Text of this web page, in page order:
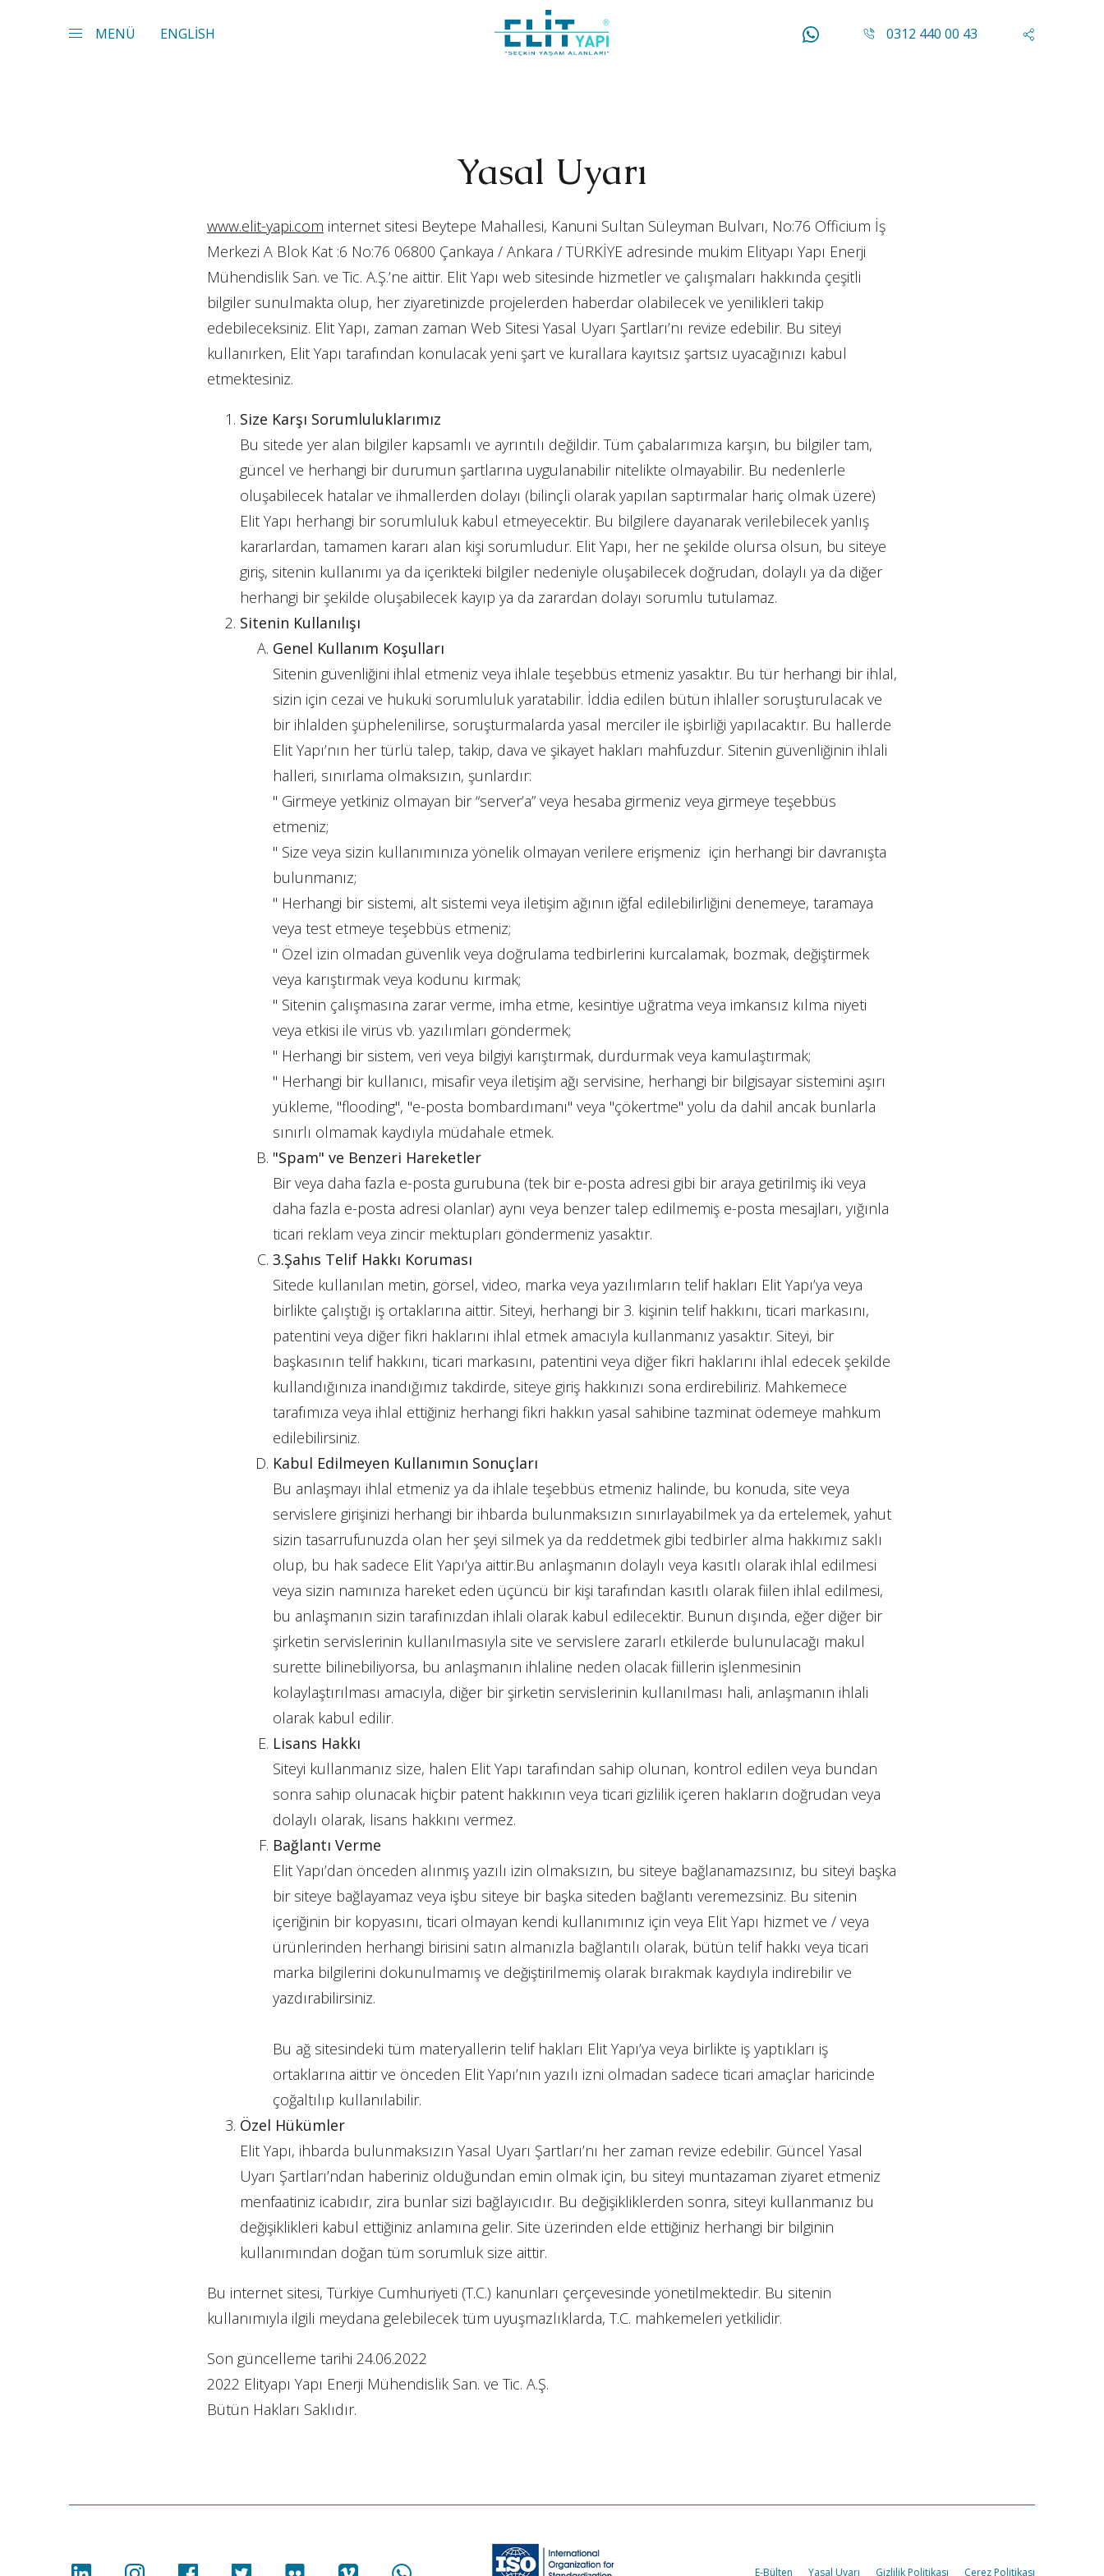
MENÜ ENGLİSH 0312 440 00 43
Yasal Uyarı
www.elit-yapi.com internet sitesi Beytepe Mahallesi, Kanuni Sultan Süleyman Bulvarı, No:76 Officium İş
Merkezi A Blok Kat :6 No:76 06800 Çankaya / Ankara / TÜRKİYE adresinde mukim Elityapı Yapı Enerji
Mühendislik San. ve Tic. A.Ş.’ne aittir. Elit Yapı web sitesinde hizmetler ve çalışmaları hakkında çeşitli
bilgiler sunulmakta olup, her ziyaretinizde projelerden haberdar olabilecek ve yenilikleri takip
edebileceksiniz. Elit Yapı, zaman zaman Web Sitesi Yasal Uyarı Şartları’nı revize edebilir. Bu siteyi
kullanırken, Elit Yapı tarafından konulacak yeni şart ve kurallara kayıtsız şartsız uyacağınızı kabul
etmektesiniz.
Size Karşı Sorumluluklarımız
Bu sitede yer alan bilgiler kapsamlı ve ayrıntılı değildir. Tüm çabalarımıza karşın, bu bilgiler tam,
güncel ve herhangi bir durumun şartlarına uygulanabilir nitelikte olmayabilir. Bu nedenlerle
oluşabilecek hatalar ve ihmallerden dolayı (bilinçli olarak yapılan saptırmalar hariç olmak üzere)
Elit Yapı herhangi bir sorumluluk kabul etmeyecektir. Bu bilgilere dayanarak verilebilecek yanlış
kararlardan, tamamen kararı alan kişi sorumludur. Elit Yapı, her ne şekilde olursa olsun, bu siteye
giriş, sitenin kullanımı ya da içerikteki bilgiler nedeniyle oluşabilecek doğrudan, dolaylı ya da diğer
herhangi bir şekilde oluşabilecek kayıp ya da zarardan dolayı sorumlu tutulamaz.
Sitenin Kullanılışı
Genel Kullanım Koşulları
Sitenin güvenliğini ihlal etmeniz veya ihlale teşebbüs etmeniz yasaktır. Bu tür herhangi bir ihlal,
sizin için cezai ve hukuki sorumluluk yaratabilir. İddia edilen bütün ihlaller soruşturulacak ve
bir ihlalden şüphelenilirse, soruşturmalarda yasal merciler ile işbirliği yapılacaktır. Bu hallerde
Elit Yapı’nın her türlü talep, takip, dava ve şikayet hakları mahfuzdur. Sitenin güvenliğinin ihlali
halleri, sınırlama olmaksızın, şunlardır:
" Girmeye yetkiniz olmayan bir “server’a” veya hesaba girmeniz veya girmeye teşebbüs
etmeniz;
" Size veya sizin kullanımınıza yönelik olmayan verilere erişmeniz için herhangi bir davranışta
bulunmanız;
" Herhangi bir sistemi, alt sistemi veya iletişim ağının iğfal edilebilirliğini denemeye, taramaya
veya test etmeye teşebbüs etmeniz;
" Özel izin olmadan güvenlik veya doğrulama tedbirlerini kurcalamak, bozmak, değiştirmek
veya karıştırmak veya kodunu kırmak;
" Sitenin çalışmasına zarar verme, imha etme, kesintiye uğratma veya imkansız kılma niyeti
veya etkisi ile virüs vb. yazılımları göndermek;
" Herhangi bir sistem, veri veya bilgiyi karıştırmak, durdurmak veya kamulaştırmak;
" Herhangi bir kullanıcı, misafir veya iletişim ağı servisine, herhangi bir bilgisayar sistemini aşırı
yükleme, "flooding", "e-posta bombardımanı" veya "çökertme" yolu da dahil ancak bunlarla
sınırlı olmamak kaydıyla müdahale etmek.
"Spam" ve Benzeri Hareketler
Bir veya daha fazla e-posta gurubuna (tek bir e-posta adresi gibi bir araya getirilmiş iki veya
daha fazla e-posta adresi olanlar) aynı veya benzer talep edilmemiş e-posta mesajları, yığınla
ticari reklam veya zincir mektupları göndermeniz yasaktır.
3.Şahıs Telif Hakkı Koruması
Sitede kullanılan metin, görsel, video, marka veya yazılımların telif hakları Elit Yapı’ya veya
birlikte çalıştığı iş ortaklarına aittir. Siteyi, herhangi bir 3. kişinin telif hakkını, ticari markasını,
patentini veya diğer fikri haklarını ihlal etmek amacıyla kullanmanız yasaktır. Siteyi, bir
başkasının telif hakkını, ticari markasını, patentini veya diğer fikri haklarını ihlal edecek şekilde
kullandığınıza inandığımız takdirde, siteye giriş hakkınızı sona erdirebiliriz. Mahkemece
tarafımıza veya ihlal ettiğiniz herhangi fikri hakkın yasal sahibine tazminat ödemeye mahkum
edilebilirsiniz.
Kabul Edilmeyen Kullanımın Sonuçları
Bu anlaşmayı ihlal etmeniz ya da ihlale teşebbüs etmeniz halinde, bu konuda, site veya
servislere girişinizi herhangi bir ihbarda bulunmaksızın sınırlayabilmek ya da ertelemek, yahut
sizin tasarrufunuzda olan her şeyi silmek ya da reddetmek gibi tedbirler alma hakkımız saklı
olup, bu hak sadece Elit Yapı’ya aittir.Bu anlaşmanın dolaylı veya kasıtlı olarak ihlal edilmesi
veya sizin namınıza hareket eden üçüncü bir kişi tarafından kasıtlı olarak fiilen ihlal edilmesi,
bu anlaşmanın sizin tarafınızdan ihlali olarak kabul edilecektir. Bunun dışında, eğer diğer bir
şirketin servislerinin kullanılmasıyla site ve servislere zararlı etkilerde bulunulacağı makul
surette bilinebiliyorsa, bu anlaşmanın ihlaline neden olacak fiillerin işlenmesinin
kolaylaştırılması amacıyla, diğer bir şirketin servislerinin kullanılması hali, anlaşmanın ihlali
olarak kabul edilir.
Lisans Hakkı
Siteyi kullanmanız size, halen Elit Yapı tarafından sahip olunan, kontrol edilen veya bundan
sonra sahip olunacak hiçbir patent hakkının veya ticari gizlilik içeren hakların doğrudan veya
dolaylı olarak, lisans hakkını vermez.
Bağlantı Verme
Elit Yapı’dan önceden alınmış yazılı izin olmaksızın, bu siteye bağlanamazsınız, bu siteyi başka
bir siteye bağlayamaz veya işbu siteye bir başka siteden bağlantı veremezsiniz. Bu sitenin
içeriğinin bir kopyasını, ticari olmayan kendi kullanımınız için veya Elit Yapı hizmet ve / veya
ürünlerinden herhangi birisini satın almanızla bağlantılı olarak, bütün telif hakkı veya ticari
marka bilgilerini dokunulmamış ve değiştirilmemiş olarak bırakmak kaydıyla indirebilir ve
yazdırabilirsiniz.
Bu ağ sitesindeki tüm materyallerin telif hakları Elit Yapı’ya veya birlikte iş yaptıkları iş
ortaklarına aittir ve önceden Elit Yapı’nın yazılı izni olmadan sadece ticari amaçlar haricinde
çoğaltılıp kullanılabilir.
Özel Hükümler
Elit Yapı, ihbarda bulunmaksızın Yasal Uyarı Şartları’nı her zaman revize edebilir. Güncel Yasal
Uyarı Şartları’ndan haberiniz olduğundan emin olmak için, bu siteyi muntazaman ziyaret etmeniz
menfaatiniz icabıdır, zira bunlar sizi bağlayıcıdır. Bu değişikliklerden sonra, siteyi kullanmanız bu
değişiklikleri kabul ettiğiniz anlamına gelir. Site üzerinden elde ettiğiniz herhangi bir bilginin
kullanımından doğan tüm sorumluk size aittir.
Bu internet sitesi, Türkiye Cumhuriyeti (T.C.) kanunları çerçevesinde yönetilmektedir. Bu sitenin
kullanımıyla ilgili meydana gelebilecek tüm uyuşmazlıklarda, T.C. mahkemeleri yetkilidir.
Son güncelleme tarihi 24.06.2022
2022 Elityapı Yapı Enerji Mühendislik San. ve Tic. A.Ş.
Bütün Hakları Saklıdır.
E-Bülten Yasal Uyarı Gizlilik Politikası Çerez Politikası